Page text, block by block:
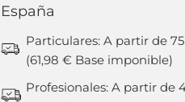
España
Particulares: A partir de
(61,98 € Base imponible)
Profesionales: A partir de